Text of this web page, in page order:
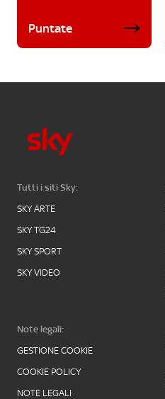
Puntate
Tutti i siti Sky:
SKY ARTE
SKY TG24
SKY SPORT
SKY VIDEO
Note legali:
GESTIONE COOKIE
COOKIE POLICY
NOTE LEGALI